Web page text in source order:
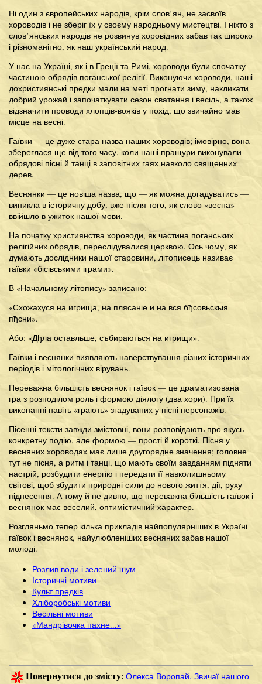
Ні один з європейських народів, крім слов’ян, не засвоїв
хороводів і не зберіг їх у своєму народньому мистецтві. І ніхто з
слов’янських народів не розвинув хоровідних забав так широко
і різноманітно, як наш український народ.
У нас на Україні, як і в Греції та Римі, хороводи були спочатку
частиною обрядів поганської релігії. Виконуючи хороводи, наші
дохристиянські предки мали на меті прогнати зиму, накликати
добрий урожай і започаткувати сезон сватання і весіль, а також
відзначити проводи хлопців-вояків у похід, що звичайно мав
місце на весні.
Гаївки — це дуже стара назва наших хороводів; імовірно, вона
збереглася ще від того часу, коли наші пращури виконували
обрядові пісні й танці в заповітних гаях навколо священних
дерев.
Веснянки — це новіша назва, що — як можна догадуватись —
виникла в історичну добу, вже після того, як слово «весна»
ввійшло в ужиток нашої мови.
На початку християнства хороводи, як частина поганських
релігійних обрядів, переслідувалися церквою. Ось чому, як
думають дослідники нашої старовини, літописець називає
гаївки «бісівськими іграми».
В «Начальному літопису» записано:
«Схожахуся на игрища, на плясаніе и на вся бђсовьскыя
пђсни».
Або: «Дђла оставльше, събираються на игрищи».
Гаївки і веснянки виявляють наверствування різних історичних
періодів і мітологічних вірувань.
Переважна більшість веснянок і гаївок — це драматизована
гра з розподілом роль і формою діялогу (два хори). При їх
виконанні навіть «грають» згадуваних у пісні персонажів.
Пісенні тексти завжди змістовні, вони розповідають про якусь
конкретну подію, але формою — прості й короткі. Пісня у
весняних хороводах має лише другорядне значення; головне
тут не пісня, а ритм і танці, що мають своїм завданням підняти
настрій, розбудити енергію і передати її навколишньому
світові, щоб збудити природні сили до нового життя, дії, руху
піднесення. А тому й не дивно, що переважна більшість гаївок і
веснянок має веселий, оптимістичний характер.
Розгляньмо тепер кілька прикладів найпопулярніших в Україні
гаївок і веснянок, найулюбленіших весняних забав нашої
молоді.
Розлив води і зелений шум
Історичні мотиви
Культ предків
Хліборобські мотиви
Весільні мотиви
«Мандрівочка пахне...»
Повернутися до змісту: Олекса Воропай. Звичаї нашого